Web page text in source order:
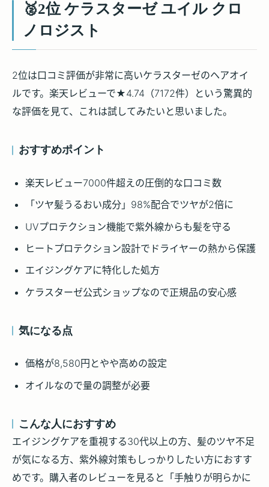
🥈2位 ケラスターゼ ユイル クロ
ノロジスト
2位は口コミ評価が非常に高いケラスターゼのヘアオイ
ルです。楽天レビューで★4.74（7172件）という驚異的
な評価を見て、これは試してみたいと思いました。
おすすめポイント
楽天レビュー7000件超えの圧倒的な口コミ数
「ツヤ髪うるおい成分」98%配合でツヤが2倍に
UVプロテクション機能で紫外線からも髪を守る
ヒートプロテクション設計でドライヤーの熱から保護
エイジングケアに特化した処方
ケラスターゼ公式ショップなので正規品の安心感
気になる点
価格が8,580円とやや高めの設定
オイルなので量の調整が必要
こんな人におすすめ
エイジングケアを重視する30代以上の方、髪のツヤ不足
が気になる方、紫外線対策もしっかりしたい方におすす
めです。購入者のレビューを見ると「手触りが明らかに